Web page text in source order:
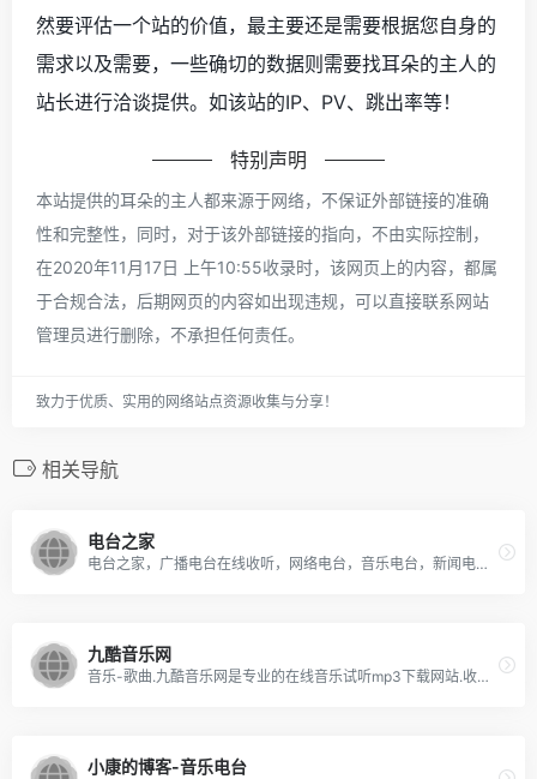
然要评估一个站的价值，最主要还是需要根据您自身的
需求以及需要，一些确切的数据则需要找耳朵的主人的
站长进行洽谈提供。如该站的IP、PV、跳出率等！
特别声明
本站提供的耳朵的主人都来源于网络，不保证外部链接的准确
性和完整性，同时，对于该外部链接的指向，不由实际控制，
在2020年11月17日 上午10:55收录时，该网页上的内容，都属
于合规合法，后期网页的内容如出现违规，可以直接联系网站
管理员进行删除，不承担任何责任。
致力于优质、实用的网络站点资源收集与分享！
相关导航
电台之家
电台之家，广播电台在线收听，网络电台，音乐电台，新闻电台，文艺电台，经济电台，娱乐电台，都市电台，交通电台，国外广播电台，提供电台网址、电台节目查询，电台之家倾力打造最好的广播电台在线收听平台。
九酷音乐网
音乐-歌曲.九酷音乐网是专业的在线音乐试听mp3下载网站.收录了网上最新歌曲和流行音乐,网络歌曲,好听的歌,非主流音乐,QQ音乐,经典老歌,劲舞团歌曲,搞笑歌曲,儿童歌曲,英文歌曲等。是您寻找好听的歌首选网站。
小康的博客-音乐电台